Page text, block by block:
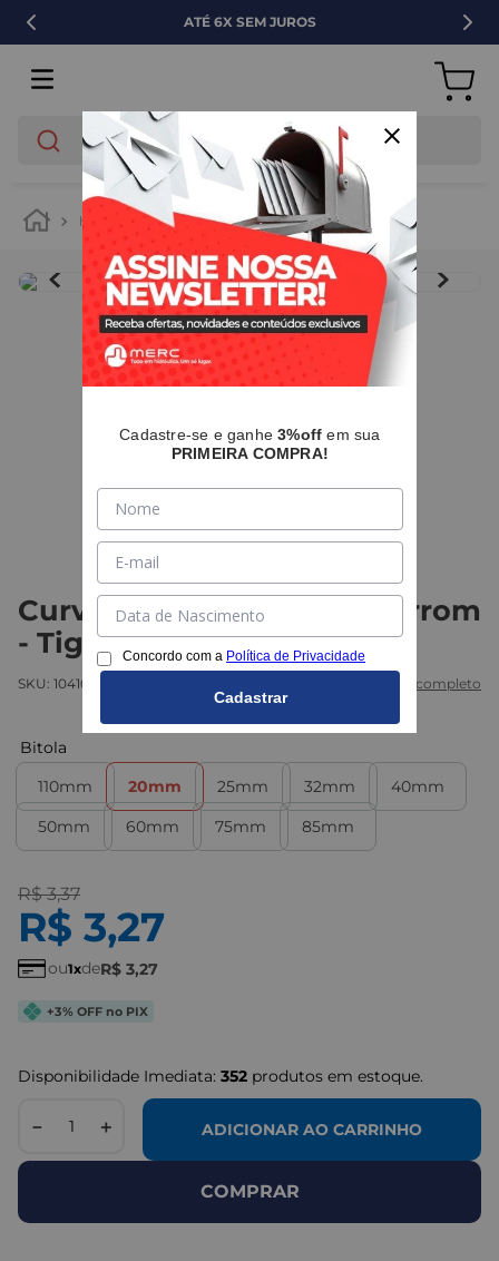
JUROS VENDA
O que você está buscando?
hidráulica tubos e conexões pvc
IMAGENS MERAMENTE ILUSTRATIVAS
Curva 90 PVC Soldável Marrom
- Tigre
SKU: 104100001 Ver descritivo completo
Bitola
110mm
20mm 25mm 32mm
40mm
50mm
60mm 75mm 85mm
R$ 3,37
R$ 3,27
ou1 deR$ 3,27
+3% OFF no PIX
Disponibilidade Imediata: 352 produtos em estoque.
＋
－ ADICIONAR AO CARRINHO
COMPRAR
Cadastre-se e ganhe3%off em sua
PRIMEIRA COMPRA!
Concordo com a Política de Privacidade
Cadastrar